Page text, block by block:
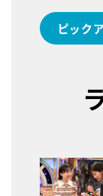
ピック